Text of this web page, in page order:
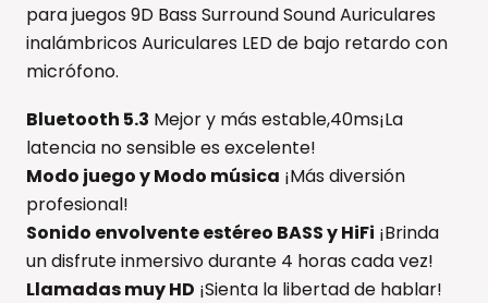
para juegos 9D Bass Surround Sound Auriculares
inalámbricos Auriculares LED de bajo retardo con
micrófono.
Bluetooth 5.3 Mejor y más estable,40ms¡La
latencia no sensible es excelente!
Modo juego y Modo música ¡Más diversión
profesional!
Sonido envolvente estéreo BASS y HiFi ¡Brinda
un disfrute inmersivo durante 4 horas cada vez!
Llamadas muy HD ¡Sienta la libertad de hablar!